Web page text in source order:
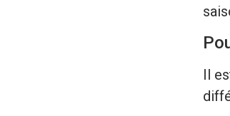
Il